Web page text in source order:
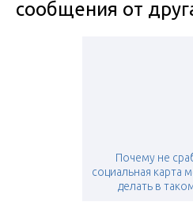
сообщения от
Почему не
социальная карта
делать в